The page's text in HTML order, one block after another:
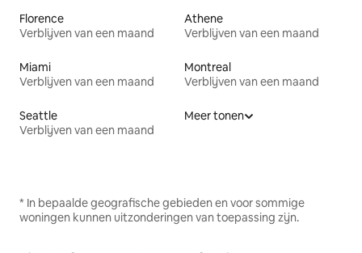
Florence
Verblijven van een maand
Athene
Verblijven van een maand
Miami
Verblijven van een maand
Montreal
Verblijven van een maand
Seattle
Verblijven van een maand
Meer tonen
* In bepaalde geografische gebieden en voor sommige
woningen kunnen uitzonderingen van toepassing zijn.